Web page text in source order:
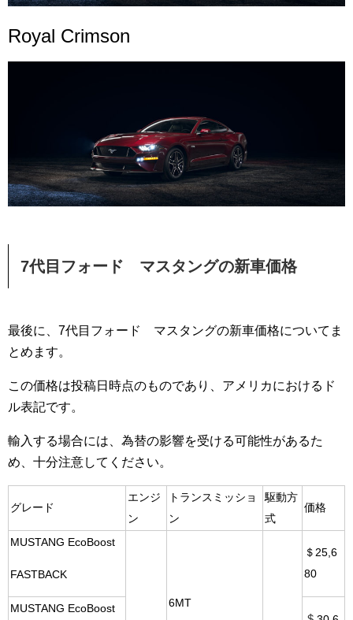
Royal Crimson
7代目フォード マスタングの新車価格
最後に、7代目フォード マスタングの新車価格についてま
とめます。
この価格は投稿日時点のものであり、アメリカにおけるド
ル表記です。
輸入する場合には、為替の影響を受ける可能性があるた
め、十分注意してください。
グレード
エンジ
ン
トランスミッショ
ン
駆動方
式
価格
MUSTANG EcoBoost
FASTBACK
6MT
＄25,6
80
MUSTANG EcoBoost